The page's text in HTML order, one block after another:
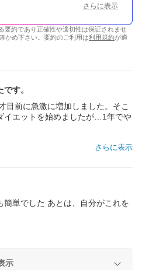
さらに表示
要約であり正確性や適切性は保証されませ
かめ下さい。要約のご利用は利用規約が適
す。
目前に急激に増加しました。そこ
イエットを始めましたが…1年でや
さらに表示
単でした あとは、自分がこれを
示